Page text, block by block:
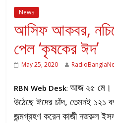
News
আসিফ আকবর,
পেল ‘কৃষকের ঈদ’
May 25, 2020
RBN Web Desk:আজ ২৫ মে।
উঠেছে ঈদের চাঁদ, তেমনই
জন্মগ্রহণ করেন কাজী নজরুল